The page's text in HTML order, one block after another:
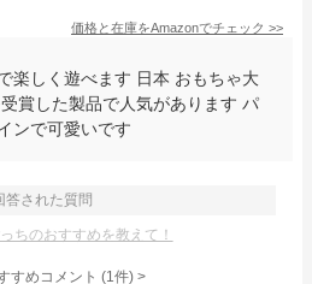
価格と在庫をAmazonでチェック >>
楽しく遊べます 日本 おもちゃ大
賞した製品で人気があります パ
ンで可愛いです
答された質問
ちのおすすめを教えて！
すめコメント (1件) >